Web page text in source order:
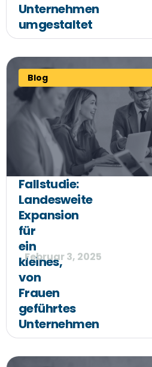
Unternehmen
umgestaltet
Blog
Fallstudie:
Landesweite
Expansion
für
ein
kleines,
von
Frauen
geführtes
Unternehmen
Februar 3, 2025